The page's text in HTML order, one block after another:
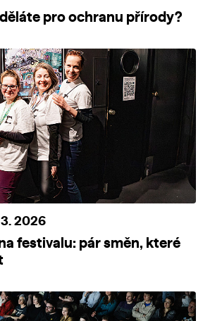
pro ochranu přírody?
3. 2026
festivalu: pár směn, které